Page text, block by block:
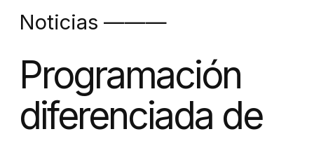
Noticias ———
Programación
diferenciada de